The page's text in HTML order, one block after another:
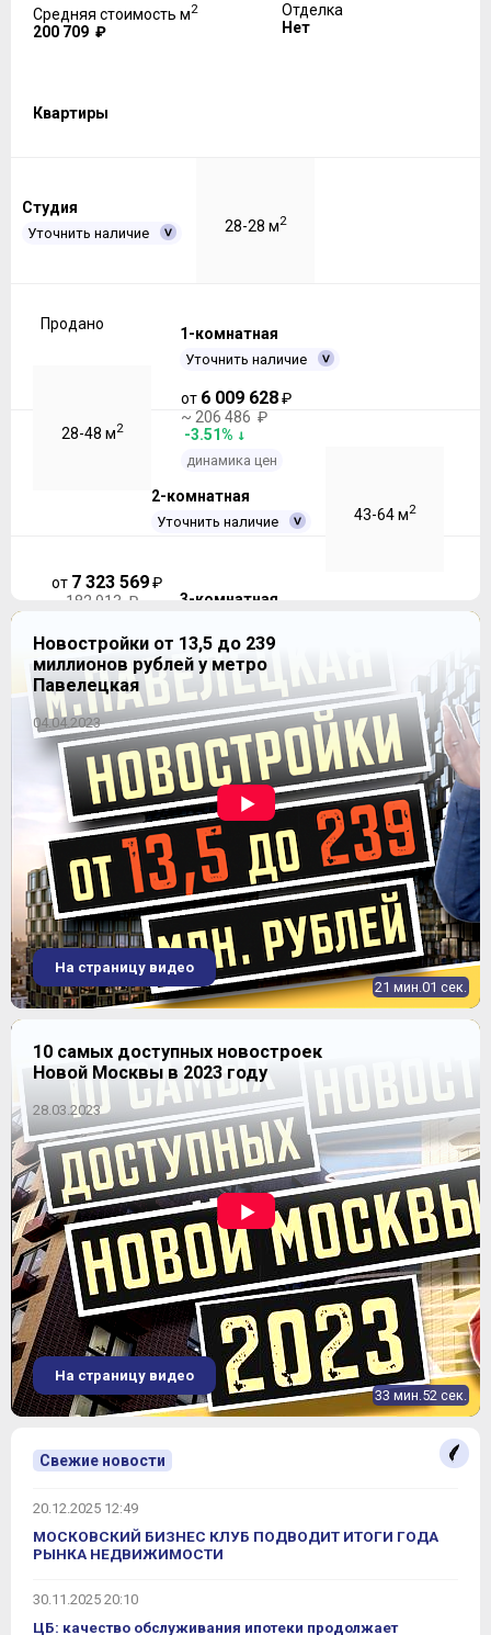
Средняя стоимость м2
200 709 ₽
Отделка
Нет
Квартиры
Студия
Уточнить наличие 28-28 м2
Продано
1-комнатная
Уточнить наличие
28-48 м2
от 6 009 628₽
~ 206 486 ₽
-3.51%
динамика цен
2-комнатная
Уточнить наличие 43-64 м2
от 7 323 569₽
~ 182 913 ₽
динамика цен
3-комнатная
61-64 м 2
от11 623 956
~ 192 637 ₽
5.03%
динамика цен
ЖК "Рафинад" (Миниполис в Химках)
Новостройки от 13,5 до 239
миллионов рублей у метро
Павелецкая
04.04.2023
21 мин.01 сек.
На страницу видео
10 самых доступных новостроек
Новой Москвы в 2023 году
28.03.2023
33 мин.52 сек.
На страницу видео
Свежие новости
20.12.2025 12:49
МОСКОВСКИЙ БИЗНЕС КЛУБ ПОДВОДИТ ИТОГИ ГОДА
РЫНКА НЕДВИЖИМОСТИ
30.11.2025 20:10
ЦБ: качество обслуживания ипотеки продолжает